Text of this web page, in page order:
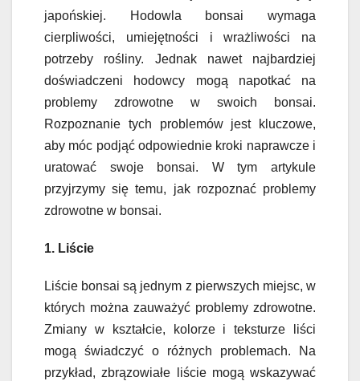
japońskiej. Hodowla bonsai wymaga
cierpliwości, umiejętności i wrażliwości na
potrzeby rośliny. Jednak nawet najbardziej
doświadczeni hodowcy mogą napotkać na
problemy zdrowotne w swoich bonsai.
Rozpoznanie tych problemów jest kluczowe,
aby móc podjąć odpowiednie kroki naprawcze i
uratować swoje bonsai. W tym artykule
przyjrzymy się temu, jak rozpoznać problemy
zdrowotne w bonsai.
1. Liście
Liście bonsai są jednym z pierwszych miejsc, w
których można zauważyć problemy zdrowotne.
Zmiany w kształcie, kolorze i teksturze liści
mogą świadczyć o różnych problemach. Na
przykład, zbrązowiałe liście mogą wskazywać